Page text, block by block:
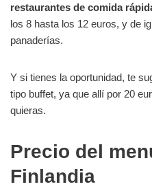
restaurantes de comida
los 8 hasta los 12 euros, y de
panaderías.
Y si tienes la oportunidad, te
tipo buffet, ya que allí por 20
quieras.
Precio del
Finlandia